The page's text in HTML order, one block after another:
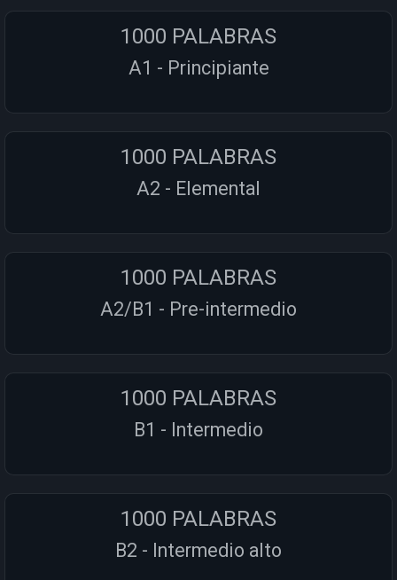
1000 PALABRAS
A1 - Principiante
1000 PALABRAS
A2 - Elemental
1000 PALABRAS
A2/B1 - Pre-intermedio
1000 PALABRAS
B1 - Intermedio
1000 PALABRAS
B2 - Intermedio alto